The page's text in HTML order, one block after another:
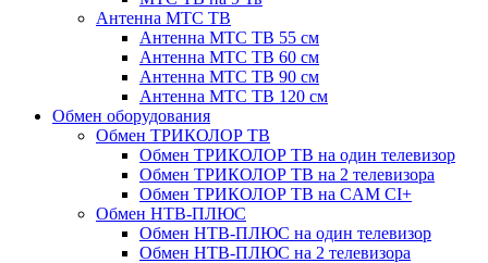
Антенна МТС ТВ
Антенна МТС ТВ 55 см
Антенна МТС ТВ 60 см
Антенна МТС ТВ 90 см
Антенна МТС ТВ 120 см
Обмен оборудования
Обмен ТРИКОЛОР ТВ
Обмен ТРИКОЛОР ТВ на один телевизор
Обмен ТРИКОЛОР ТВ на 2 телевизора
Обмен ТРИКОЛОР ТВ на CAM CI+
Обмен НТВ-ПЛЮС
Обмен НТВ-ПЛЮС на один телевизор
Обмен НТВ-ПЛЮС на 2 телевизора